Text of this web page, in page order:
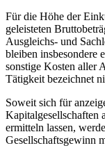
Für die Höhe der
geleisteten
Ausgleichs- und
bleiben insbesondere
sonstige Kosten aller
Tätigkeit bezeichnet
Soweit sich für
Kapitalgesellschaften
ermitteln lassen,
Gesellschaftsgewinn